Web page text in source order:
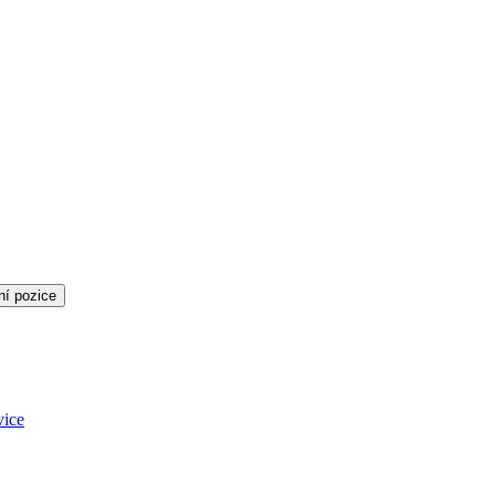
pozice